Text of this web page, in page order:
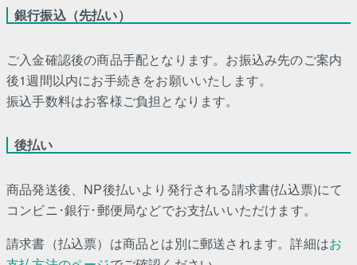
銀行振込（先払い）
ご入金確認後の商品手配となります。お振込み先のご案内
後1週間以内にお手続きをお願いいたします。
振込手数料はお客様ご負担となります。
後払い
商品発送後、NP後払いより発行される請求書(払込票)にて
コンビニ･銀行･郵便局などでお支払いいただけます。
請求書（払込票）は商品とは別に郵送されます。詳細はお